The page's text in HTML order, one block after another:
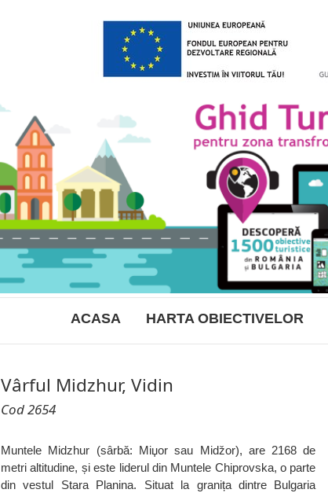
ACASA HARTA OBIECTIVELOR
Vârful Midzhur, Vidin
Cod 2654
Muntele Midzhur (sârbă: Miџor sau Midžor), are 2168 de
metri altitudine, și este liderul din Muntele Chiprovska, o parte
din vestul Stara Planina. Situat la granița dintre Bulgaria